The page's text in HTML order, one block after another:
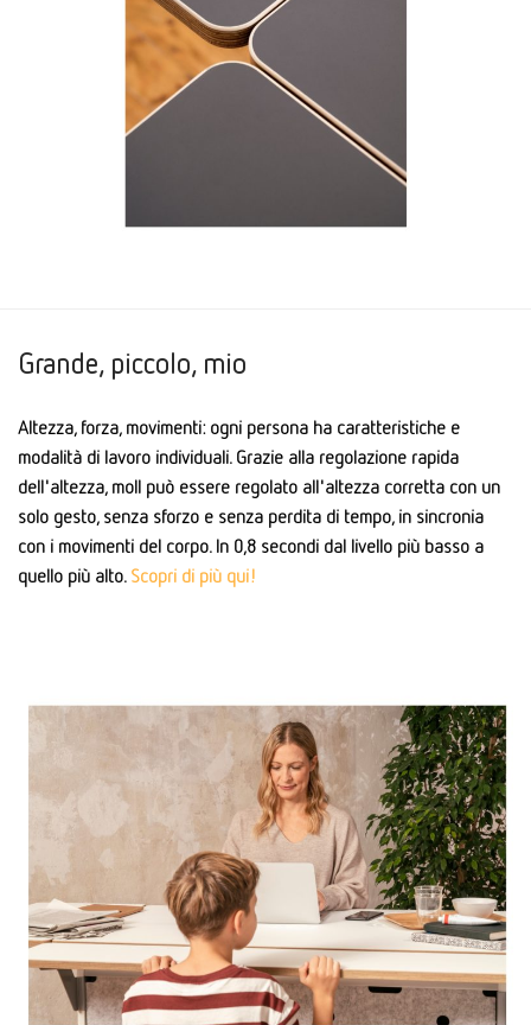
Grande, piccolo, mio
Altezza, forza, movimenti: ogni persona ha caratteristiche e
modalità di lavoro individuali. Grazie alla regolazione rapida
dell'altezza, moll può essere regolato all'altezza corretta con un
solo gesto, senza sforzo e senza perdita di tempo, in sincronia
con i movimenti del corpo. In 0,8 secondi dal livello più basso a
quello più alto. Scopri di più qui!